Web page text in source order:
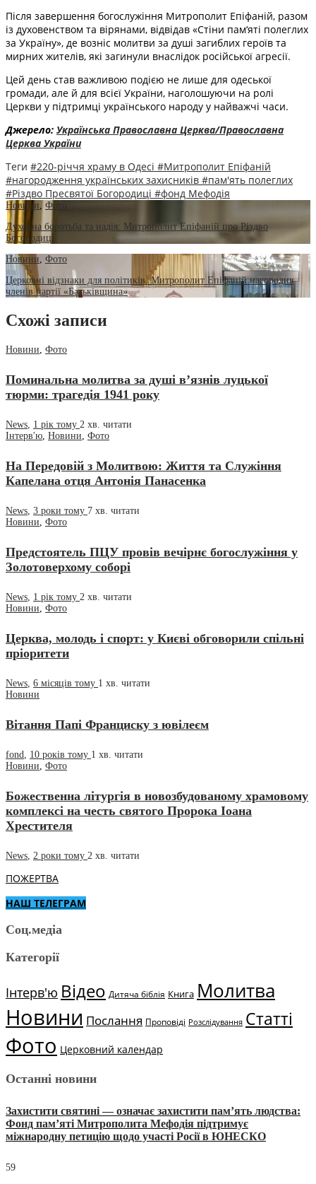
Після завершення богослужіння Митрополит Епіфаній, разом
із духовенством та вірянами, відвідав «Стіни пам‘яті полеглих
за Україну», де возніс молитви за душі загиблих героїв та
мирних жителів, які загинули внаслідок російської агресії.
Цей день став важливою подією не лише для одеської
громади, але й для всієї України, наголошуючи на ролі
Церкви у підтримці українського народу у найважчі часи.
Джерело: Українська Православна Церква/Православна
Церква України
Теги #220-річчя храму в Одесі #Митрополит Епіфаній
#нагородження українських захисників #пам'ять полеглих
#Різдво Пресвятої Богородиці #фонд Мефодія
Новини Фото
Духовна боротьба та надія: Митрополит Епіфаній про Різдво
Богородиці
Новини Фото
Церковні відзнаки для політиків: Митрополит Епіфаній нагородив
членів партії «Батьківщина»
Схожі записи
Новини, Фото
Поминальна молитва за душі в’язнів луцької
тюрми: трагедія 1941 року
News, 1 рік тому 2 хв. читати
Інтерв'ю, Новини, Фото
На Передовій з Молитвою: Життя та Служіння
Капелана отця Антонія Панасенка
News, 3 роки тому 7 хв. читати
Новини, Фото
Предстоятель ПЦУ провів вечірнє богослужіння у
Золотоверхому соборі
News, 1 рік тому 2 хв. читати
Новини, Фото
Церква, молодь і спорт: у Києві обговорили спільні
пріоритети
News 6 місяців тому 1 хв. читати
Новини
Вітання Папі Франциску з ювілеєм
fond 10 років тому 1 хв. читати
Новини Фото
Божественна літургія в новозбудованому храмовому
комплексі на честь святого Пророка Іоана
Хрестителя
News 2 роки тому 2 хв. читати
ПОЖЕРТВА
НАШ ТЕЛЕГРАМ
Соц.медіа
Категорії
Інтерв'ю Відео Дитяча біблія Книга Молитва
Новини Послання Проповіді Розслідування Статті
Фото Церковний календар
Останні новини
Захистити святині — означає захистити пам’ять людства:
Фонд пам’яті Митрополита Мефодія підтримує
міжнародну петицію щодо участі Росії в ЮНЕСКО
59